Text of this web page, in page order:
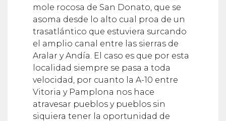
asoma desde lo alto cual proa de un
trasatlántico que estuviera surcando
el amplio canal entre las sierras de
Aralar y Andía. El caso es que por esta
localidad siempre se pasa a toda
velocidad, por cuanto la A-10 entre
Vitoria y Pamplona nos hace
atravesar pueblos y pueblos sin
siquiera tener la oportunidad de
apreciar sus mil encantos.